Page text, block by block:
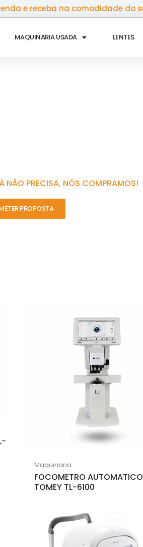
e receba na comodidade do
MAQUINARIA USADA LENTES
NÃO PRECISA, NÓS COMPRAMOS!
PROPOSTA
Maquinaria
FOCOMETRO AUTOMATICO
TOMEY TL-6100